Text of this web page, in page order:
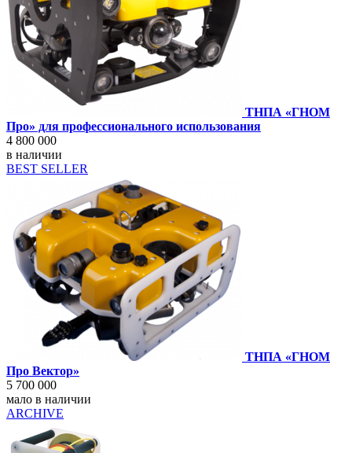
ТНПА «ГНОМ
Про» для профессионального использования
4 800 000
в наличии
BEST SELLER
ТНПА «ГНОМ
Про Вектор»
5 700 000
мало в наличии
ARCHIVE